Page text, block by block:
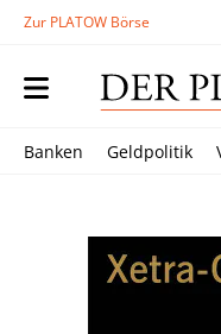
Zur PLATOW Börse
Banken Geldpolitik